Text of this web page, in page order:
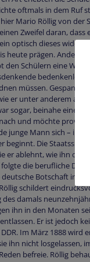
oftmals in dem
Mario Röllig von der
Zweifel daran,
optisch dieses
heute prägen.
Schülern eine
bedenkenlos
müssen.
er unter anderem als
sogar, beinahe eine
und möchte
junge Mann sich – in
Die
ablehnt, wie ihn der
die berufliche
Botschaft in
schildert
damals
ihn in den Monaten
Er ist jedoch
Im März 1888 wird
ihn nicht losgelassen,
befreie. Röllig